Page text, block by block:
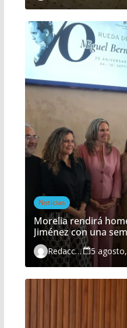
Noticias
Morelia rendirá
Jiménez con una
actividades gratuitas
Redacción 5